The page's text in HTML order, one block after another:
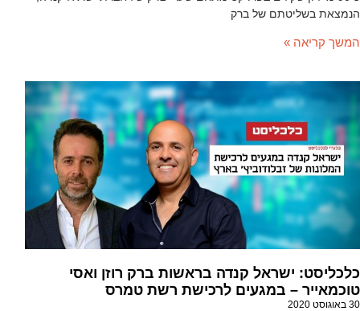
הנמצאת בשליטתם של ברק
המשך קריאה »
כלכליסט: ישראל קנדה בראשות ברק רוזן ואסי
טוכמאייר – במגעים לרכישת רשת טמרס
30 באוגוסט 2020